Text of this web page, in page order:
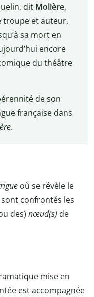
dit Molière,
troupe et auteur.
sa mort en
encore
du théâtre
de son
française dans
.
où se révèle le
confrontés les
des) nœud(s) de
mise en
est accompagnée